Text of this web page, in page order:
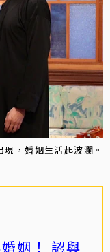
，婚姻生活起波瀾。
姻！ 認與